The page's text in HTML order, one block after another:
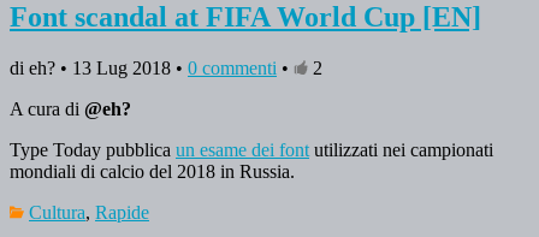
Font scandal at FIFA World Cup [EN]
di eh? • 13 Lug 2018 • 0 commenti •
2
A cura di @eh?
Type Today pubblica un esame dei font utilizzati nei campionati
mondiali di calcio del 2018 in Russia.
Cultura, Rapide